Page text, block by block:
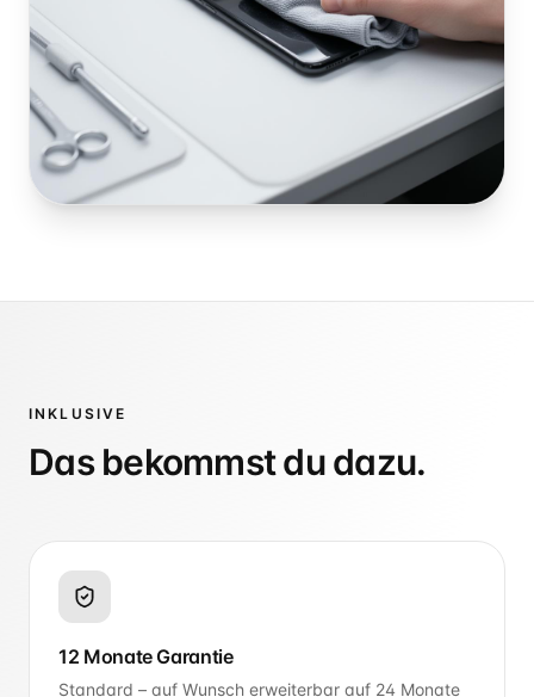
INKLUSIVE
Das bekommst du dazu.
12 Monate Garantie
Standard – auf Wunsch erweiterbar auf 24 Monate